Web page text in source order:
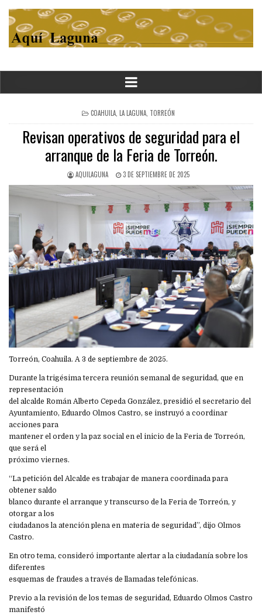
POSTED
IN
COAHUILA, LA LAGUNA, TORREÓN
Revisan operativos de seguridad para el
arranque de la Feria de Torreón.
AQUILAGUNA 3 DE SEPTIEMBRE DE 2025
Torreón, Coahuila. A 3 de septiembre de 2025.
Durante la trigésima tercera reunión semanal de seguridad, que en
representación
del alcalde Román Alberto Cepeda González, presidió el secretario del
Ayuntamiento, Eduardo Olmos Castro, se instruyó a coordinar
acciones para
mantener el orden y la paz social en el inicio de la Feria de Torreón,
que será el
próximo viernes.
“La petición del Alcalde es trabajar de manera coordinada para
obtener saldo
blanco durante el arranque y transcurso de la Feria de Torreón, y
otorgar a los
ciudadanos la atención plena en materia de seguridad”, dijo Olmos
Castro.
En otro tema, consideró importante alertar a la ciudadanía sobre los
diferentes
esquemas de fraudes a través de llamadas telefónicas.
Previo a la revisión de los temas de seguridad, Eduardo Olmos Castro
manifestó